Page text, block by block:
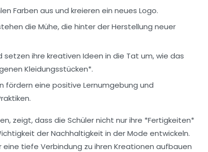
Farben aus und kreieren ein neues Logo.
die Mühe, die hinter der Herstellung neuer
setzen ihre kreativen Ideen in die Tat um, wie das
Kleidungsstücken*.
fördern eine positive Lernumgebung und
zeigt, dass die Schüler nicht nur ihre *Fertigkeiten*
der Nachhaltigkeit in der Mode entwickeln.
tiefe Verbindung zu ihren Kreationen aufbauen